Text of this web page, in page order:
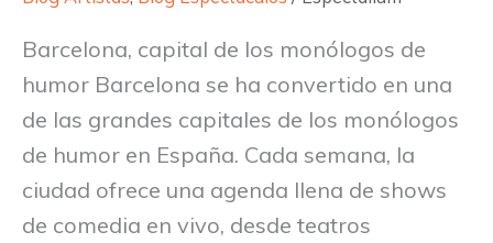
Barcelona, capital de los monólogos de
humor Barcelona se ha convertido en una
de las grandes capitales de los monólogos
de humor en España. Cada semana, la
ciudad ofrece una agenda llena de shows
de comedia en vivo, desde teatros